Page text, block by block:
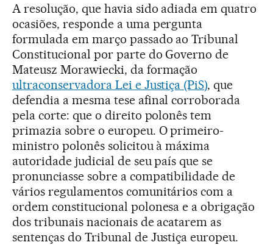
A resolução, que havia sido adiada em quatro
ocasiões, responde a uma pergunta
formulada em março passado ao Tribunal
Constitucional por parte do Governo de
Mateusz Morawiecki, da formação
ultraconservadora Lei e Justiça (PiS), que
defendia a mesma tese afinal corroborada
pela corte: que o direito polonês tem
primazia sobre o europeu. O primeiro-
ministro polonês solicitou à máxima
autoridade judicial de seu país que se
pronunciasse sobre a compatibilidade de
vários regulamentos comunitários com a
ordem constitucional polonesa e a obrigação
dos tribunais nacionais de acatarem as
sentenças do Tribunal de Justiça europeu.